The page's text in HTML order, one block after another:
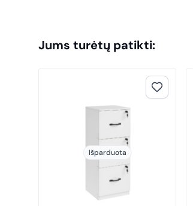
Jums turėtų patikti:
Išparduota